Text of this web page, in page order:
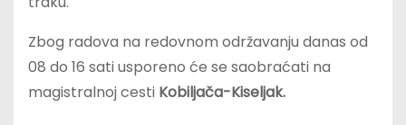
Zbog radova na redovnom održavanju danas od
08 do 16 sati usporeno će se saobraćati na
magistralnoj cesti Kobiljača-Kiseljak.